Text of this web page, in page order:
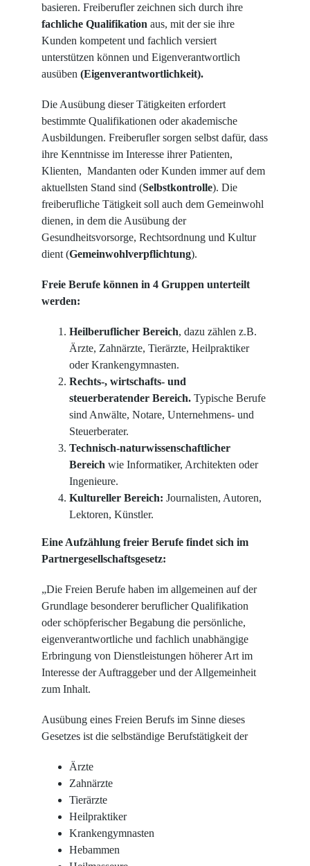
basieren. Freiberufler zeichnen sich durch ihre
fachliche Qualifikation aus, mit der sie ihre
Kunden kompetent und fachlich versiert
unterstützen können und Eigenverantwortlich
ausüben (Eigenverantwortlichkeit).
Die Ausübung dieser Tätigkeiten erfordert
bestimmte Qualifikationen oder akademische
Ausbildungen. Freiberufler sorgen selbst dafür, dass
ihre Kenntnisse im Interesse ihrer Patienten,
Klienten, Mandanten oder Kunden immer auf dem
aktuellsten Stand sind (Selbstkontrolle). Die
freiberufliche Tätigkeit soll auch dem Gemeinwohl
dienen, in dem die Ausübung der
Gesundheitsvorsorge, Rechtsordnung und Kultur
dient (Gemeinwohlverpflichtung).
Freie Berufe können in 4 Gruppen unterteilt
werden:
Heilberuflicher Bereich, dazu zählen z.B.
Ärzte, Zahnärzte, Tierärzte, Heilpraktiker
oder Krankengymnasten.
Rechts-, wirtschafts- und
steuerberatender Bereich.Typische Berufe
sind Anwälte, Notare, Unternehmens- und
Steuerberater.
Technisch-naturwissenschaftlicher
Bereich wie Informatiker, Architekten oder
Ingenieure.
Kultureller Bereich: Journalisten, Autoren,
Lektoren, Künstler.
Eine Aufzählung freier Berufe findet sich im
Partnergesellschaftsgesetz:
„Die Freien Berufe haben im allgemeinen auf der
Grundlage besonderer beruflicher Qualifikation
oder schöpferischer Begabung die persönliche,
eigenverantwortliche und fachlich unabhängige
Erbringung von Dienstleistungen höherer Art im
Interesse der Auftraggeber und der Allgemeinheit
zum Inhalt.
Ausübung eines Freien Berufs im Sinne dieses
Gesetzes ist die selbständige Berufstätigkeit der
Ärzte
Zahnärzte
Tierärzte
Heilpraktiker
Krankengymnasten
Hebammen